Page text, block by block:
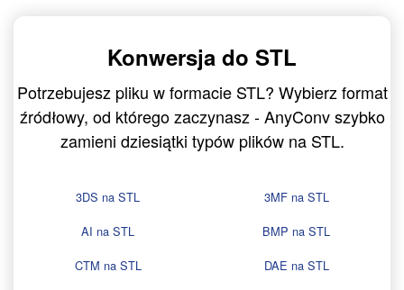
Konwersja do STL
Potrzebujesz pliku w formacie STL? Wybierz format
źródłowy, od którego zaczynasz - AnyConv szybko
zamieni dziesiątki typów plików na STL.
3DS na STL
3MF na STL
AI na STL
BMP na STL
CTM na STL
DAE na STL